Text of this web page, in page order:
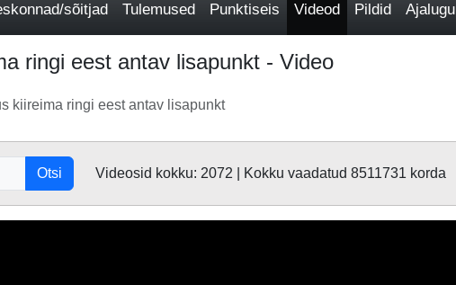
sõitjad Tulemused Punktiseis Videod Pildid Ajalugu
ringi eest antav lisapunkt - Video
kiireima ringi eest antav lisapunkt
Otsi Videosid kokku: 2072 | Kokku vaadatud 8511731 korda